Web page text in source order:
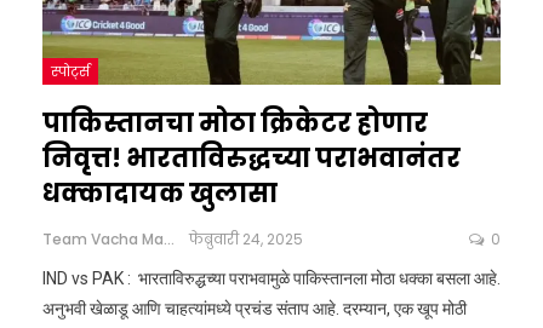
स्पोर्ट्स
पाकिस्तानचा मोठा क्रिकेटर होणार
निवृत्त! भारताविरुद्धच्या पराभवानंतर
धक्कादायक खुलासा
Team Vacha Marathi फेब्रुवारी 24, 2025 0
IND vs PAK : भारताविरुद्धच्या पराभवामुळे पाकिस्तानला मोठा धक्का बसला आहे.
अनुभवी खेळाडू आणि चाहत्यांमध्ये प्रचंड संताप आहे. दरम्यान, एक खूप मोठी